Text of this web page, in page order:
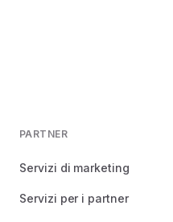
PARTNER
Servizi di marketing
Servizi per i partner